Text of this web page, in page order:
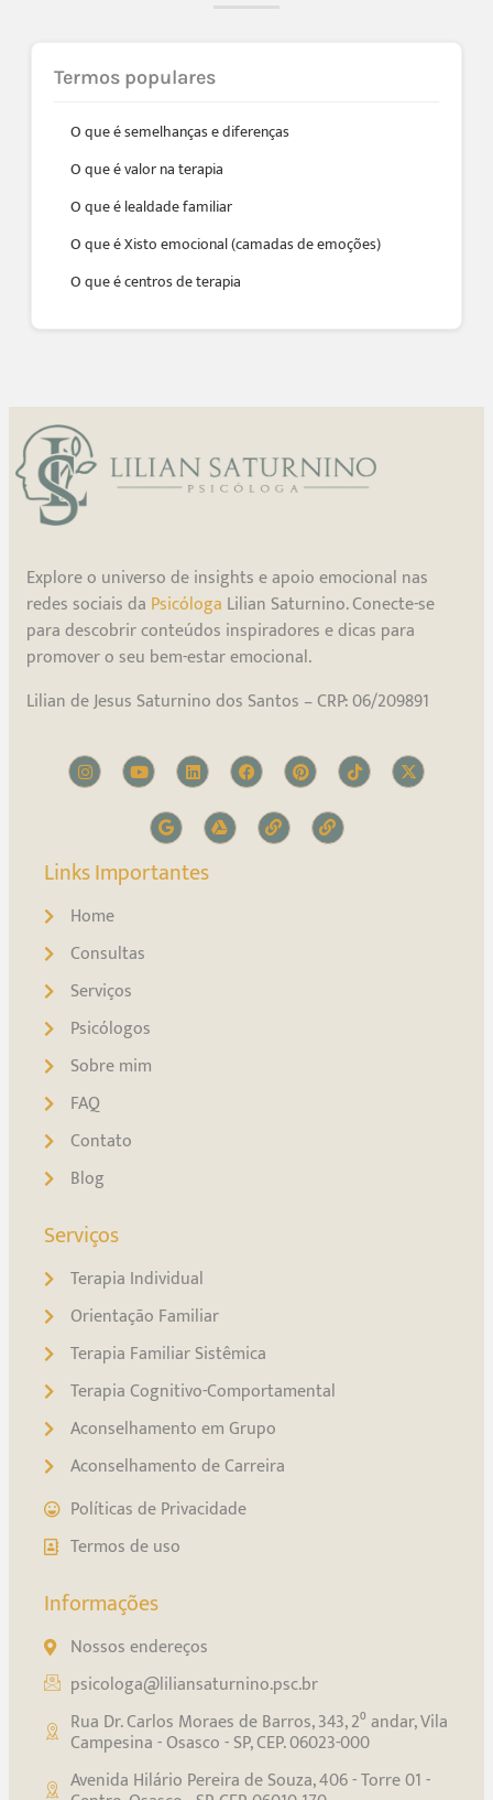
Termos populares
O que é semelhanças e diferenças
O que é valor na terapia
O que é lealdade familiar
O que é Xisto emocional (camadas de emoções)
O que é centros de terapia
Explore o universo de insights e apoio emocional nas
redes sociais da Psicóloga Lilian Saturnino. Conecte-se
para descobrir conteúdos inspiradores e dicas para
promover o seu bem-estar emocional.
Lilian de Jesus Saturnino dos Santos – CRP: 06/209891
Links Importantes
Home
Consultas
Serviços
Psicólogos
Sobre mim
FAQ
Contato
Blog
Serviços
Terapia Individual
Orientação Familiar
Terapia Familiar Sistêmica
Terapia Cognitivo-Comportamental
Aconselhamento em Grupo
Aconselhamento de Carreira
Políticas de Privacidade
Termos de uso
Informações
Nossos endereços
psicologa@liliansaturnino.psc.br
Rua Dr. Carlos Moraes de Barros, 343, 2⁰ andar, Vila
Campesina - Osasco - SP, CEP. 06023-000
Avenida Hilário Pereira de Souza, 406 - Torre 01 -